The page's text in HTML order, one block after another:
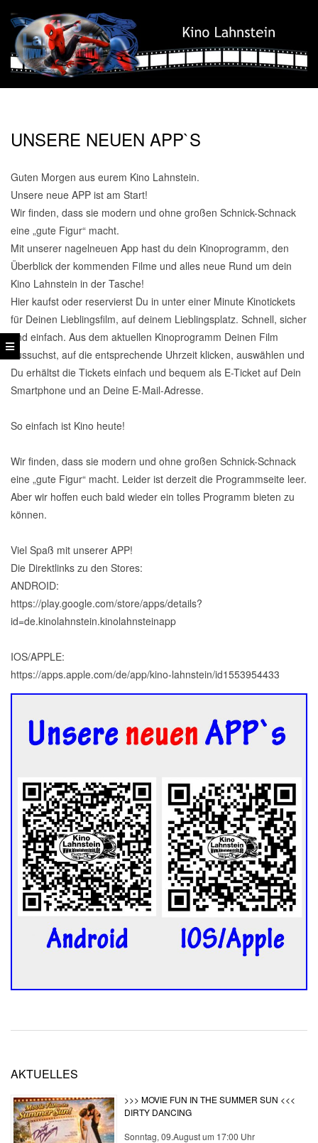
content
Kino
MenuUNSERE NEUEN APP`S
Guten Morgen aus eurem Kino Lahnstein.
Unsere neue APP ist am Start!
Wir finden, dass sie modern und ohne großen Schnick-Schnack
eine „gute Figur“ macht.
Mit unserer nagelneuen App hast du dein Kinoprogramm, den
Überblick der kommenden Filme und alles neue Rund um dein
Kino Lahnstein in der Tasche!
Hier kaufst oder reservierst Du in unter einer Minute Kinotickets
für Deinen Lieblingsfilm, auf deinem Lieblingsplatz. Schnell, sicher
und einfach. Aus dem aktuellen Kinoprogramm Deinen Film
aussuchst, auf die entsprechende Uhrzeit klicken, auswählen und
Du erhältst die Tickets einfach und bequem als E-Ticket auf Dein
Smartphone und an Deine E-Mail-Adresse.
So einfach ist Kino heute!
Wir finden, dass sie modern und ohne großen Schnick-Schnack
eine „gute Figur“ macht. Leider ist derzeit die Programmseite leer.
Aber wir hoffen euch bald wieder ein tolles Programm bieten zu
können.
Viel Spaß mit unserer APP!
Die Direktlinks zu den Stores:
ANDROID:
https://play.google.com/store/apps/details?
id=de.kinolahnstein.kinolahnsteinapp
IOS/APPLE:
https://apps.apple.com/de/app/kino-lahnstein/id1553954433
04
AKTUELLES
>>> MOVIE FUN IN THE SUMMER SUN <<<
DIRTY DANCING
Sonntag, 09.August um 17:00 Uhr